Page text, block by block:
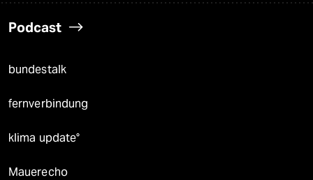
Podcast
bundestalk
fernverbindung
klima update°
Mauerecho